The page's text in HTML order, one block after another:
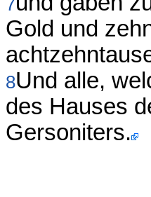
7
Gold und
8Und alle,
des Hauses
Gersoniters.